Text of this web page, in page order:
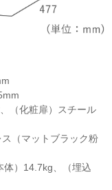
（化粧扉）スチール
（マットブラック粉
体）14.7kg、（埋込